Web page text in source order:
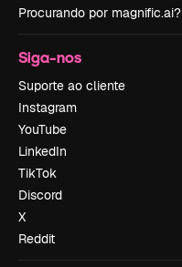
Procurando por magnific.ai?
Siga-nos
Suporte ao cliente
Instagram
YouTube
LinkedIn
TikTok
Discord
X
Reddit